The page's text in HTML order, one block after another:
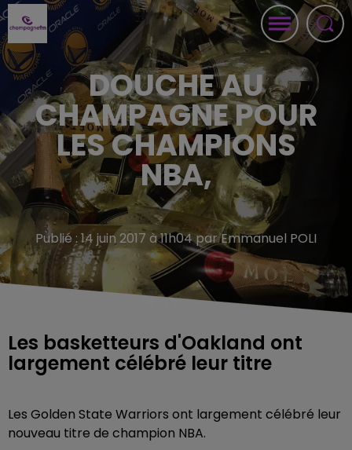
DOUCHE AU
CHAMPAGNE POUR
LES CHAMPIONS
NBA,
Publié : 14 juin 2017 à 11h04 par Emmanuel POLI
Les basketteurs d'Oakland ont
largement célébré leur titre
Les Golden State Warriors ont largement célébré leur
nouveau titre de champion NBA.